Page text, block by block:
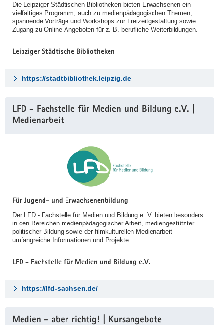
Die Leipziger Städtischen Bibliotheken bieten Erwachsenen ein
vielfältiges Programm, auch zu medienpädagogischen Themen,
spannende Vorträge und Workshops zur Freizeitgestaltung sowie
Zugang zu Online-Angeboten für z. B. berufliche Weiterbildungen.
Leipziger Städtische Bibliotheken
https://stadtbibliothek.leipzig.de
LFD - Fachstelle für Medien und Bildung e.V. |
Medienarbeit
Für Jugend- und Erwachsenenbildung
Der LFD - Fachstelle für Medien und Bildung e. V. bieten besonders
in den Bereichen medienpädagogischer Arbeit, mediengestützter
politischer Bildung sowie der filmkulturellen Medienarbeit
umfangreiche Informationen und Projekte.
LFD - Fachstelle für Medien und Bildung e.V.
https://lfd-sachsen.de/
Medien - aber richtig! | Kursangebote